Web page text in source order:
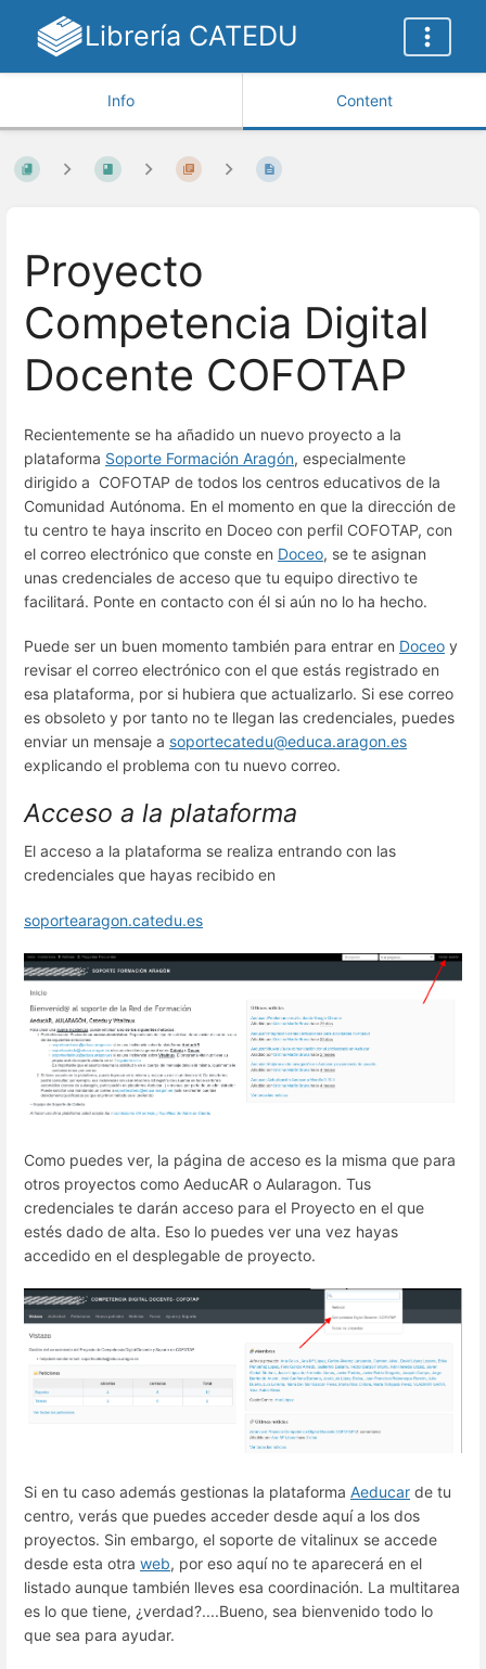
Librería CATEDU
Info Content
Proyecto
Competencia Digital
Docente COFOTAP
Recientemente se ha añadido un nuevo proyecto a la
plataforma Soporte Formación Aragón, especialmente
dirigido a COFOTAP de todos los centros educativos de la
Comunidad Autónoma. En el momento en que la dirección de
tu centro te haya inscrito en Doceo con perfil COFOTAP, con
el correo electrónico que conste en Doceo, se te asignan
unas credenciales de acceso que tu equipo directivo te
facilitará. Ponte en contacto con él si aún no lo ha hecho.
Puede ser un buen momento también para entrar en Doceo y
revisar el correo electrónico con el que estás registrado en
esa plataforma, por si hubiera que actualizarlo. Si ese correo
es obsoleto y por tanto no te llegan las credenciales, puedes
enviar un mensaje a soportecatedu@educa.aragon.es
explicando el problema con tu nuevo correo.
Acceso a la plataforma
El acceso a la plataforma se realiza entrando con las
credenciales que hayas recibido en
soportearagon.catedu.es
Como puedes ver, la página de acceso es la misma que para
otros proyectos como AeducAR o Aularagon. Tus
credenciales te darán acceso para el Proyecto en el que
estés dado de alta. Eso lo puedes ver una vez hayas
accedido en el desplegable de proyecto.
Si en tu caso además gestionas la plataforma Aeducar de tu
centro, verás que puedes acceder desde aquí a los dos
proyectos. Sin embargo, el soporte de vitalinux se accede
desde esta otra web, por eso aquí no te aparecerá en el
listado aunque también lleves esa coordinación. La multitarea
es lo que tiene, ¿verdad?....Bueno, sea bienvenido todo lo
que sea para ayudar.